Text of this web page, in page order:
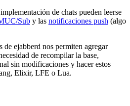
de chats pueden leerse
Sub y las notificaciones push (algo
de ejabberd nos permiten agregar
de recompilar la base,
sin modificaciones y hacer estos
Elixir, LFE o Lua.